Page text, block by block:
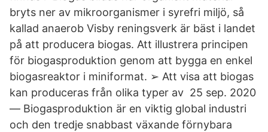
bryts ner av mikroorganismer i syrefri miljö, så
kallad anaerob Visby reningsverk är bäst i landet
på att producera biogas. Att illustrera principen
för biogasproduktion genom att bygga en enkel
biogasreaktor i miniformat. ➢ Att visa att biogas
kan produceras från olika typer av 25 sep. 2020
— Biogasproduktion är en viktig global industri
och den tredje snabbast växande förnybara